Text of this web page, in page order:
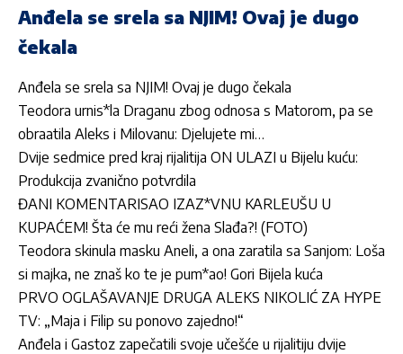
Anđela se srela sa NJIM! Ovaj je dugo
čekala
Anđela se srela sa NJIM! Ovaj je dugo čekala
Teodora urnis*la Draganu zbog odnosa s Matorom, pa se
obraatila Aleks i Milovanu: Djelujete mi…
Dvije sedmice pred kraj rijalitija ON ULAZI u Bijelu kuću:
Produkcija zvanično potvrdila
ĐANI KOMENTARISAO IZAZ*VNU KARLEUŠU U
KUPAĆEM! Šta će mu reći žena Slađa?! (FOTO)
Teodora skinula masku Aneli, a ona zaratila sa Sanjom: Loša
si majka, ne znaš ko te je pum*ao! Gori Bijela kuća
PRVO OGLAŠAVANJE DRUGA ALEKS NIKOLIĆ ZA HYPE
TV: „Maja i Filip su ponovo zajedno!“
Anđela i Gastoz zapečatili svoje učešće u rijalitiju dvije